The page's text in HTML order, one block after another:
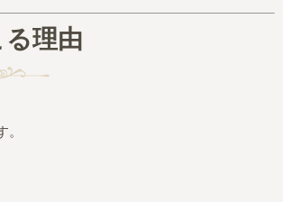
理由